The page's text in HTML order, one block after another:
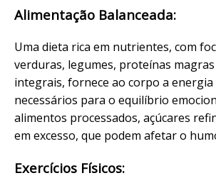
Alimentação Balanceada:
Uma dieta rica em nutrientes, com
verduras, legumes, proteínas
integrais, fornece ao corpo a
necessários para o equilíbrio
alimentos processados, açúcares
em excesso, que podem afetar o
Exercícios Físicos: